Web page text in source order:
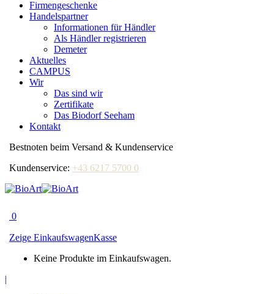
Firmengeschenke
Handelspartner
Informationen für Händler
Als Händler registrieren
Demeter
Aktuelles
CAMPUS
Wir
Das sind wir
Zertifikate
Das Biodorf Seeham
Kontakt
Bestnoten beim Versand & Kundenservice
Kundenservice: +43 6217 5700 0
0
Zeige EinkaufswagenKasse
Keine Produkte im Einkaufswagen.
|